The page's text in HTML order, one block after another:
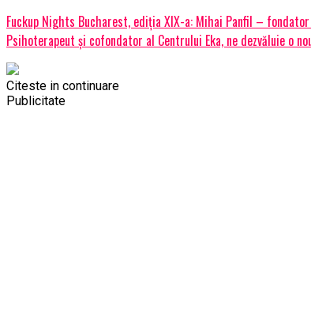
Fuckup Nights Bucharest, ediția XIX-a: Mihai Panfil –
Psihoterapeut și cofondator al Centrului Eka, ne dezvăluie o
Citeste in continuare
Publicitate